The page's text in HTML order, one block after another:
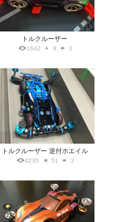
トルクルーザー
1642 8 0
トルクルーザー 逆付ホエイル
4235 51 2